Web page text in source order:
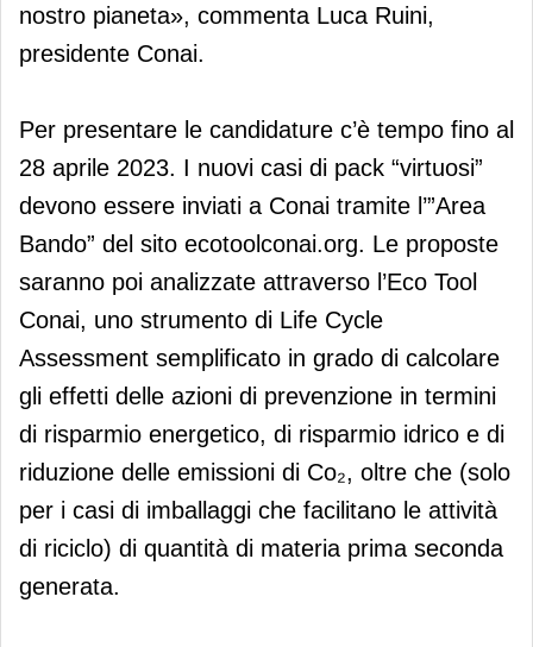
nostro pianeta», commenta Luca Ruini,
presidente Conai.
Per presentare le candidature c’è tempo fino al
28 aprile 2023. I nuovi casi di pack “virtuosi”
devono essere inviati a Conai tramite l’”Area
Bando” del sito ecotoolconai.org. Le proposte
saranno poi analizzate attraverso l’Eco Tool
Conai, uno strumento di Life Cycle
Assessment semplificato in grado di calcolare
gli effetti delle azioni di prevenzione in termini
di risparmio energetico, di risparmio idrico e di
riduzione delle emissioni di Co₂, oltre che (solo
per i casi di imballaggi che facilitano le attività
di riciclo) di quantità di materia prima seconda
generata.